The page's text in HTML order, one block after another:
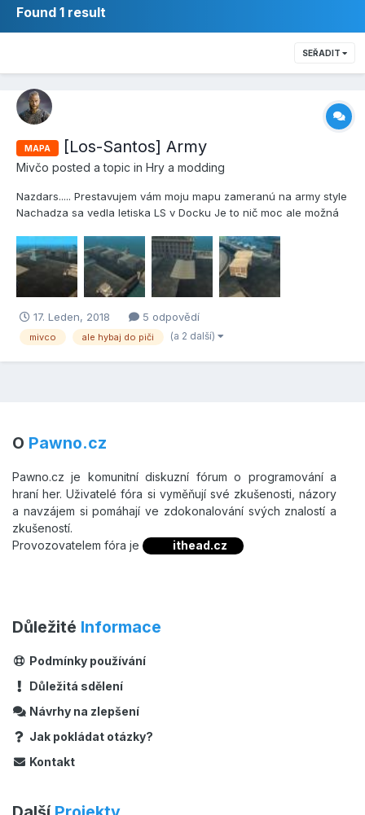
Found 1 result
SEŘADIT
MAPA [Los-Santos] Army
Mivčo posted a topic in Hry a modding
Nazdars..... Prestavujem vám moju mapu zameranú na army style
Nachadza sa vedla letiska LS v Docku Je to nič moc ale možná
17. Leden, 2018 5 odpovědí
mivco ale hybaj do piči (a 2 další)
O Pawno.cz
Pawno.cz je komunitní diskuzní fórum o programování a
hraní her. Uživatelé fóra si vyměňují své zkušenosti, názory
a navzájem si pomáhají ve zdokonalování svých znalostí a
zkušeností.
Provozovatelem fóra je
ithead.cz
Důležité Informace
Podmínky používání
Důležitá sdělení
Návrhy na zlepšení
Jak pokládat otázky?
Kontakt